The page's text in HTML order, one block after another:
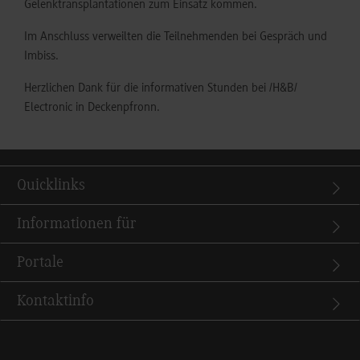
Gelenktransplantationen zum Einsatz kommen.
Im Anschluss verweilten die Teilnehmenden bei Gespräch und
Imbiss.
Herzlichen Dank für die informativen Stunden bei /H&B/
Electronic in Deckenpfronn.
Quicklinks
Informationen für
Portale
Kontaktinfo